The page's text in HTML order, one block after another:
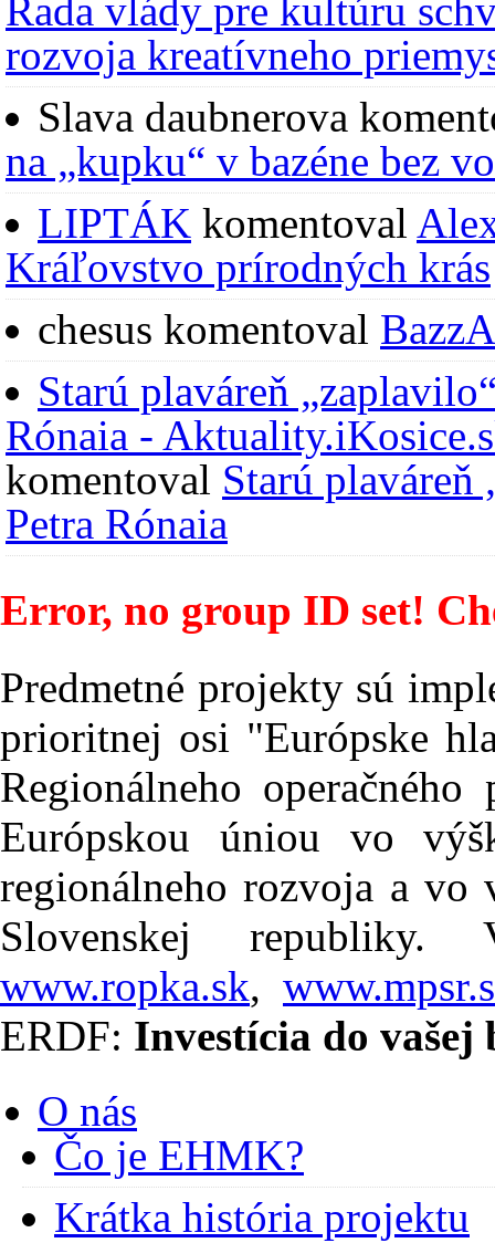
Rada vlády pre kultúru
rozvoja kreatívneho
Slava daubnerova
na „kupku“ v bazéne bez
LIPTÁK komentoval
Kráľovstvo prírodných krás
chesus komentoval
Starú plaváreň
Rónaia -
komentoval Starú plaváreň
Petra Rónaia
Error, no group ID set!
Predmetné projekty sú
prioritnej osi "Európske
Regionálneho
Európskou úniou vo
regionálneho rozvoja a vo
Slovenskej
www.ropka.sk,
ERDF: Investícia do vašej
O nás
Čo je EHMK?
Krátka história projektu